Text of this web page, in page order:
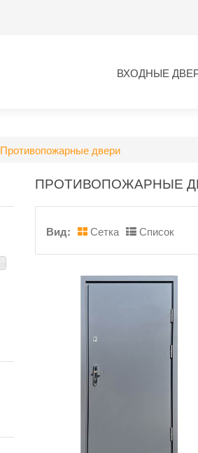
ВХОДНЫЕ
Противопожарные двери
ПРОТИВОПОЖАРНЫЕ
Вид: Сетка Список